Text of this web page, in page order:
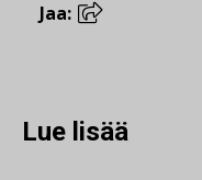
Jaa:
Lue lisää